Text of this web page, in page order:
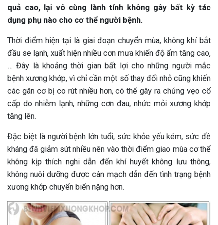
quả cao, lại vô cùng lành tính không gây bất kỳ tác
dụng phụ nào cho cơ thể người bệnh.
Thời điểm hiện tại là giai đoạn chuyển mùa, không khí bắt
đầu se lạnh, xuất hiện nhiều cơn mưa khiến độ ẩm tăng cao,
… Đây là khoảng thời gian bất lợi cho những người mắc
bệnh xương khớp, vì chỉ cần một số thay đổi nhỏ cũng khiến
các gân cơ bị co rút nhiều hơn, có thể gây ra chứng vẹo cổ
cấp do nhiễm lạnh, những cơn đau, nhức mỏi xương khớp
tăng lên.
Đặc biệt là người bệnh lớn tuổi, sức khỏe yếu kém, sức đề
kháng đã giảm sút nhiều nên vào thời điểm giao mùa cơ thể
không kịp thích nghi dẫn đến khí huyết không lưu thông,
không nuôi dưỡng được cân mạch dẫn đến tình trạng bệnh
xương khớp chuyển biến nặng hơn.